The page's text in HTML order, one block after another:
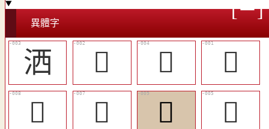
異體字
洒 𣶇 󳗦
𤂢
󳗪
󳗩 󳗫
󳗧